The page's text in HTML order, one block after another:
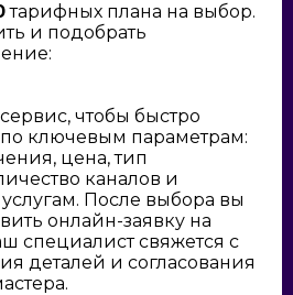
тарифных плана на выбор.
и подобрать
чтобы быстро
ключевым параметрам:
цена, тип
каналов и
После выбора вы
онлайн-заявку на
специалист свяжется с
деталей и согласования